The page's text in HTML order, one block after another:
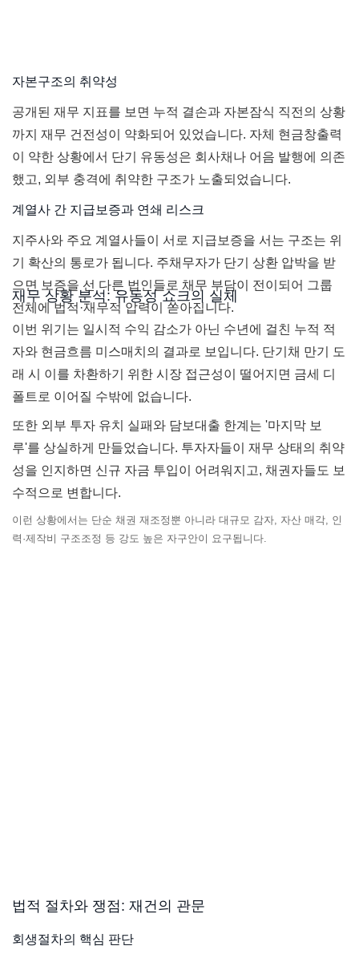
자본구조의 취약성
공개된 재무 지표를 보면 누적 결손과 자본잠식 직전의 상황
까지 재무 건전성이 약화되어 있었습니다. 자체 현금창출력
이 약한 상황에서 단기 유동성은 회사채나 어음 발행에 의존
했고, 외부 충격에 취약한 구조가 노출되었습니다.
계열사 간 지급보증과 연쇄 리스크
지주사와 주요 계열사들이 서로 지급보증을 서는 구조는 위
기 확산의 통로가 됩니다. 주채무자가 단기 상환 압박을 받
으면 보증을 선 다른 법인들로 채무 부담이 전이되어 그룹
전체에 법적·재무적 압력이 쏟아집니다.
재무 상황 분석: 유동성 쇼크의 실체
이번 위기는 일시적 수익 감소가 아닌 수년에 걸친 누적 적
자와 현금흐름 미스매치의 결과로 보입니다. 단기채 만기 도
래 시 이를 차환하기 위한 시장 접근성이 떨어지면 금세 디
폴트로 이어질 수밖에 없습니다.
또한 외부 투자 유치 실패와 담보대출 한계는 '마지막 보
루'를 상실하게 만들었습니다. 투자자들이 재무 상태의 취약
성을 인지하면 신규 자금 투입이 어려워지고, 채권자들도 보
수적으로 변합니다.
이런 상황에서는 단순 채권 재조정뿐 아니라 대규모 감자, 자산 매각, 인
력·제작비 구조조정 등 강도 높은 자구안이 요구됩니다.
법적 절차와 쟁점: 재건의 관문
회생절차의 핵심 판단